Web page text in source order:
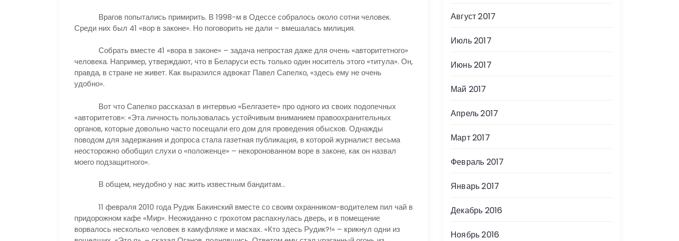
Врагов попытались примирить. В 1998-м в Одессе собралось около сотни человек.
Среди них был 41 «вор в законе». Но поговорить не дали – вмешалась милиция.
Собрать вместе 41 «вора в законе» – задача непростая даже для очень «авторитетного»
человека. Например, утверждают, что в Беларуси есть только один носитель этого «титула». Он,
правда, в стране не живет. Как выразился адвокат Павел Сапелко, «здесь ему не очень
удобно».
Вот что Сапелко рассказал в интервью «Белгазете» про одного из своих подопечных
«авторитетов»: «Эта личность пользовалась устойчивым вниманием правоохранительных
органов, которые довольно часто посещали его дом для проведения обысков. Однажды
поводом для задержания и допроса стала газетная публикация, в которой журналист весьма
неосторожно обобщил слухи о «положенце» – некоронованном воре в законе, как он назвал
моего подзащитного».
В общем, неудобно у нас жить известным бандитам…
11 февраля 2010 года Рудик Бакинский вместе со своим охранником-водителем пил чай в
придорожном кафе «Мир». Неожиданно с грохотом распахнулась дверь, и в помещение
ворвалось несколько человек в камуфляже и масках. «Кто здесь Рудик?!» – крикнул одни из
Август 2017
Июль 2017
Июнь 2017
Май 2017
Апрель 2017
Март 2017
Февраль 2017
Январь 2017
Декабрь 2016
Ноябрь 2016